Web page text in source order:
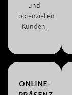
und
potenziellen
Kunden.
ONLINE-